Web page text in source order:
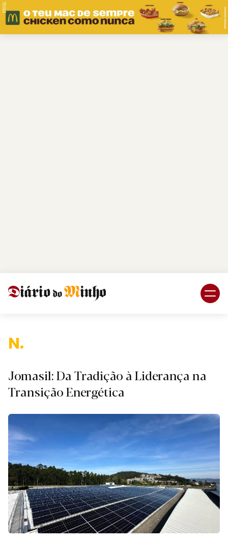
PUB.
Naci
Jomasil: Da Tradição à Liderança na
Transição Energética